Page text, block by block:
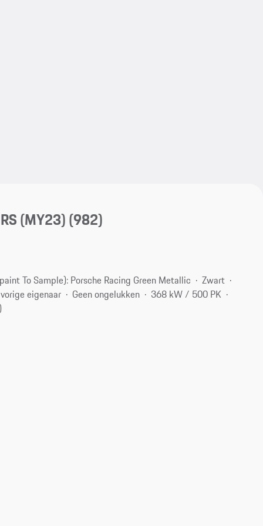
(MY23)(982)
To Sample): Porsche Racing Green Metallic
Zwart
eigenaar
Geen ongelukken
368 kW / 500 PK